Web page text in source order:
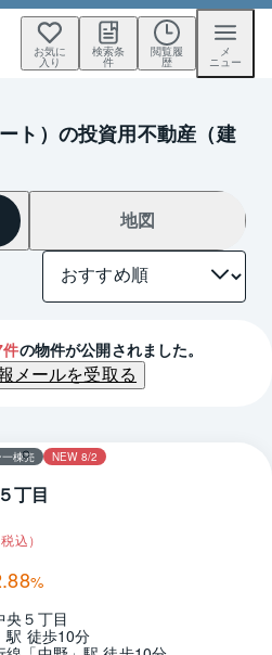
お気に
入り
検索条
件
閲覧履
歴
メ
ニュー
ト）の投資用不動産（建
地図
件の物件が公開されました。
メールを受取る
棟売 NEW 8/2
丁目
税込）
%
央５丁目
駅 徒歩10分